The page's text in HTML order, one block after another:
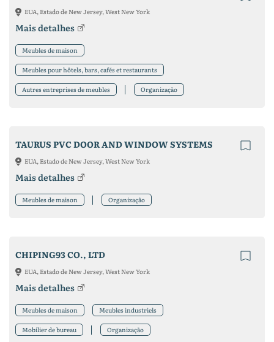
EUA, Estado de New Jersey, West New York
Mais detalhes
Meubles de maison
Meubles pour hôtels, bars, cafés et restaurants
Autres entreprises de meubles Organização
TAURUS PVC DOOR AND WINDOW SYSTEMS
EUA, Estado de New Jersey, West New York
Mais detalhes
Meubles de maison Organização
CHIPING93 CO., LTD
EUA, Estado de New Jersey, West New York
Mais detalhes
Meubles de maison Meubles industriels
Mobilier de bureau Organização